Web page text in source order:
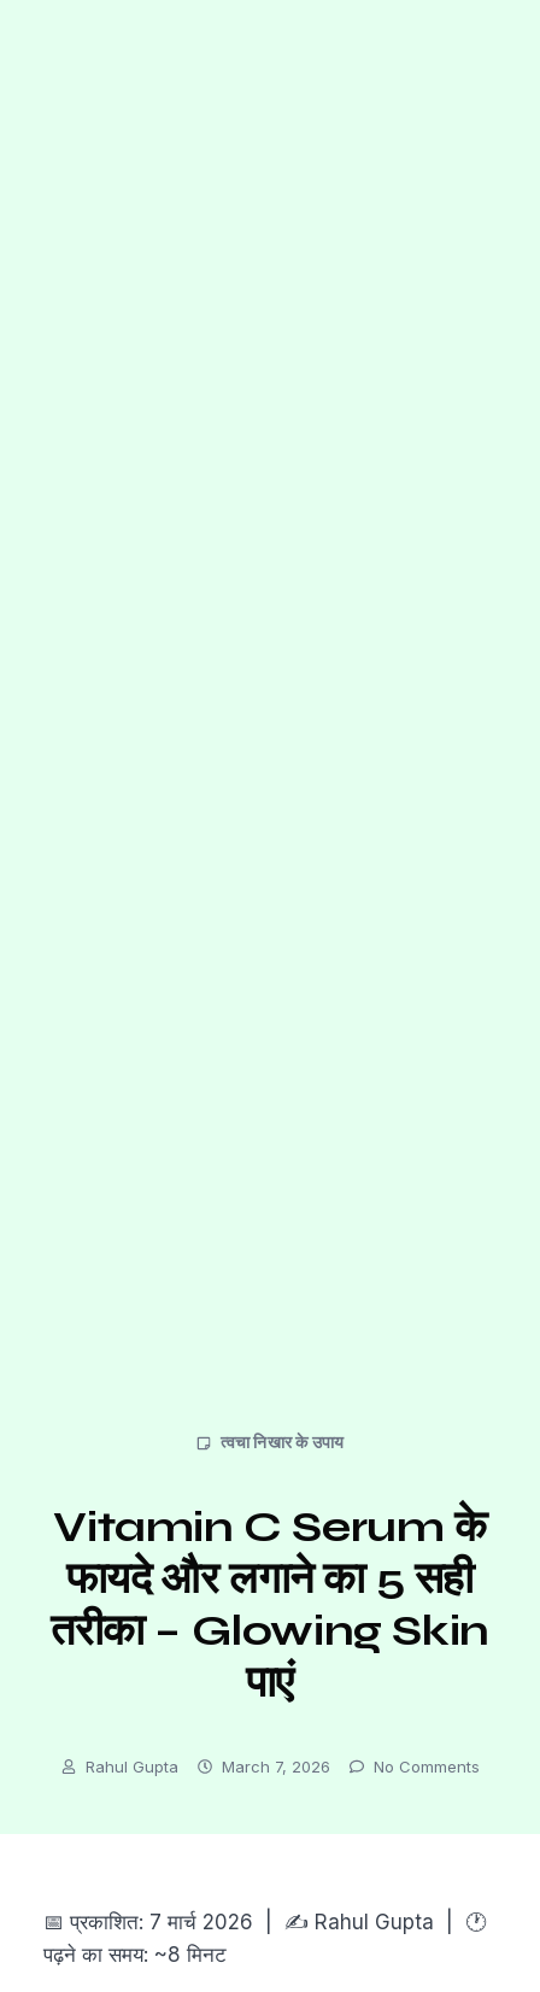
त्वचा निखार के उपाय
Vitamin C Serum के
फायदे और लगाने का 5 सही
तरीका – Glowing Skin
पाएं
Rahul Gupta March 7, 2026 No Comments
📅 प्रकाशित: 7 मार्च 2026 | ✍️ Rahul Gupta | 🕐
पढ़ने का समय: ~8 मिनट